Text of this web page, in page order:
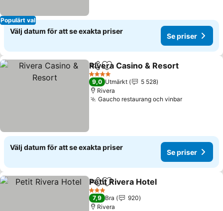
Populärt val
Välj datum för att se exakta priser
Se priser
Dela Lägg till i Mina Favoriter
Rivera Casino & Resort
4 Stjärnor
9,0 Utmärkt
5 528
Rivera
Gaucho restaurang och vinbarSe priser
Välj datum för att se exakta priser
Se priser
Dela Lägg till i Mina Favoriter
Petit Rivera Hotel
3 Stjärnor
7,9 Bra
920
Rivera